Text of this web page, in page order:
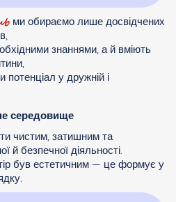
ми обираємо лише досвідчених
знаннями, а й вміють
потенціал у дружній і
середовище
чистим, затишним та
й безпечної діяльності.
був естетичним — це формує у